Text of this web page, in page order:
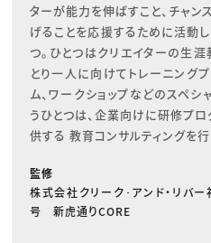
ターが能力を伸ばすこと、チャン
げることを応援するために活動
つ。ひとつはクリエイターの生
とり一人に向けてトレーニング
ム、ワークショップなどのスペシ
うひとつは、企業向けに研修プ
供する 教育コンサルティングを行
監修
株式会社クリーク･アンド・リバ
号 新虎通りCORE